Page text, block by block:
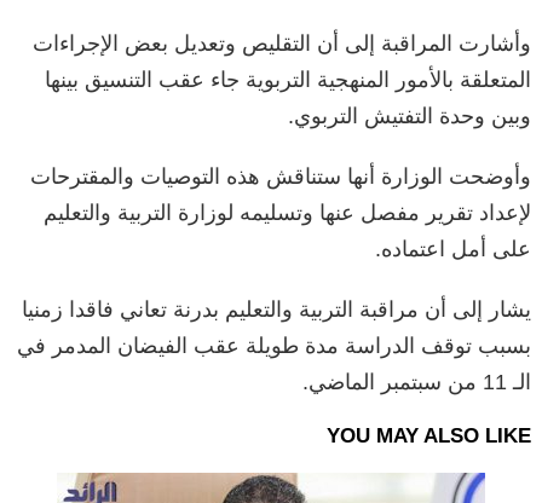
وأشارت المراقبة إلى أن التقليص وتعديل بعض الإجراءات
المتعلقة بالأمور المنهجية التربوية جاء عقب التنسيق بينها
وبين وحدة التفتيش التربوي.
وأوضحت الوزارة أنها ستناقش هذه التوصيات والمقترحات
لإعداد تقرير مفصل عنها وتسليمه لوزارة التربية والتعليم
على أمل اعتماده.
يشار إلى أن مراقبة التربية والتعليم بدرنة تعاني فاقدا زمنيا
بسبب توقف الدراسة مدة طويلة عقب الفيضان المدمر في
الـ 11 من سبتمبر الماضي.
YOU MAY ALSO LIKE